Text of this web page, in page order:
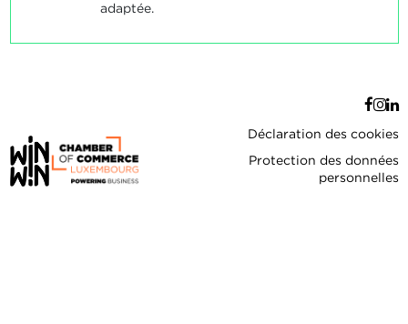
adaptée.
Déclaration des cookies
Protection des données
personnelles